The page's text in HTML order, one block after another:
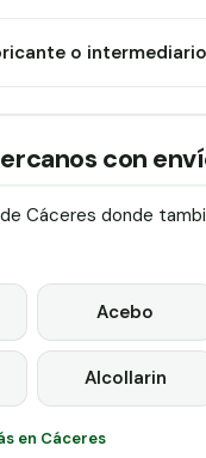
o
con
Cáceres donde
Acebo
Alcollarin
en Cáceres